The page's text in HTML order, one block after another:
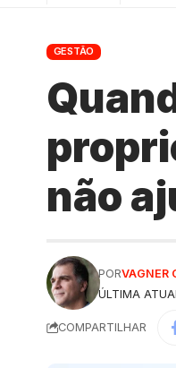
GESTÃO
não
ÚLTIMA
PORVAGNER
COMPARTILHAR